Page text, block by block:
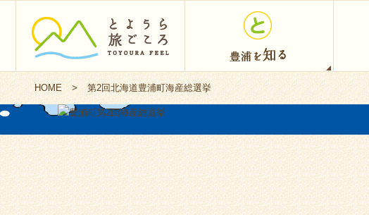
HOME > 第2回北海道豊浦町海産総選挙